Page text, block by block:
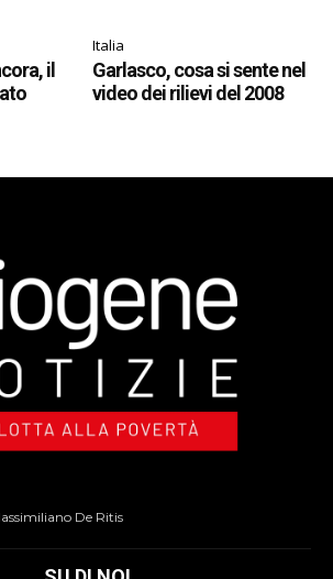
il
Italia
Garlasco, cosa si sente nel
video dei rilievi del 2008
De Ritis